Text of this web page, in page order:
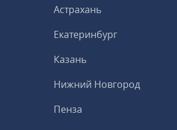
Астрахань
Екатеринбург
Казань
Нижний Новгород
Пенза